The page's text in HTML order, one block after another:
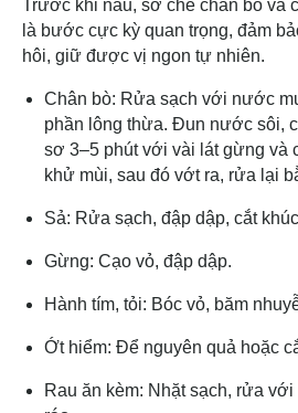
Trước khi nấu, sơ chế chân bò và
là bước cực kỳ quan trọng, đảm
hôi, giữ được vị ngon tự nhiên.
Chân bò: Rửa sạch với nước
phần lông thừa. Đun nước sôi,
sơ 3–5 phút với vài lát gừng và
khử mùi, sau đó vớt ra, rửa lại
Sả: Rửa sạch, đập dập, cắt
Gừng: Cạo vỏ, đập dập.
Hành tím, tỏi: Bóc vỏ, băm
Ớt hiểm: Để nguyên quả hoặc
Rau ăn kèm: Nhặt sạch, rửa